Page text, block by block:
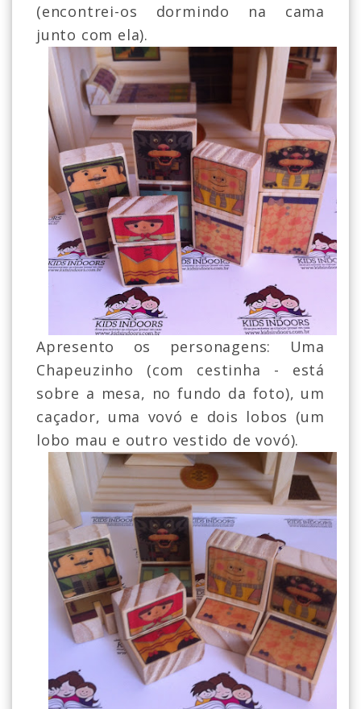
(encontrei-os dormindo na cama
junto com ela).
Apresento os personagens: Uma
Chapeuzinho (com cestinha - está
sobre a mesa, no fundo da foto), um
caçador, uma vovó e dois lobos (um
lobo mau e outro vestido de vovó).